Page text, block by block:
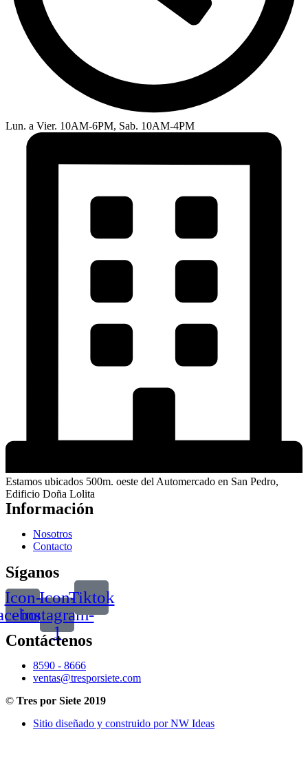
Lun. a Vier. 10AM-6PM, Sab. 10AM-4PM
Estamos ubicados 500m. oeste del Automercado en San Pedro,
Edificio Doña Lolita
Información
Nosotros
Contacto
Síganos
Icon-Icon-
instagram-
1
Tiktok
Contáctenos
8590 - 8666
ventas@tresporsiete.com
© Tres por Siete 2019
Sitio diseñado y construido por NW Ideas